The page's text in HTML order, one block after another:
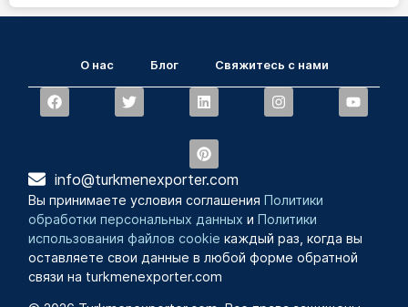
О нас Блог Свяжитесь с нами
info@turkmenexporter.com
Вы принимаете условия соглашенияПолитики
обработки персональных данных иПолитики
использования файлов cookie каждый раз, когда вы
оставляете свои данные в любой форме обратной
связи на turkmenexporter.com